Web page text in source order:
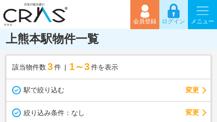
会員登録 ログイン メニュー
上熊本駅物件一覧
該当物件数 3件 1～3 件を表示
駅で絞り込む 変更
絞り込み条件： なし 変更